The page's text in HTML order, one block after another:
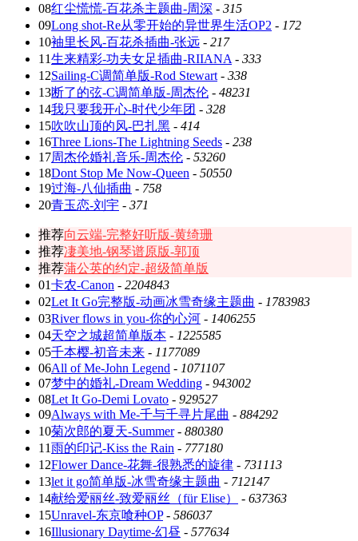
08红尘慌慌-百花杀主题曲-周深 - 315
09Long shot-Re从零开始的异世界生活OP2 - 172
10袖里长风-百花杀插曲-张远 - 217
11生来精彩-功夫女足插曲-RIIANA - 333
12Sailing-C调简单版-Rod Stewart - 338
13断了的弦-C调简单版-周杰伦 - 48231
14我只要我开心-时代少年团 - 328
15吹吹山顶的风-巴扎黑 - 414
16Three Lions-The Lightning Seeds - 238
17周杰伦婚礼音乐-周杰伦 - 53260
18Dont Stop Me Now-Queen - 50550
19过海-八仙插曲 - 758
20青玉恋-刘宇 - 371
推荐向云端-完整好听版-黄绮珊
推荐凄美地-钢琴谱原版-郭顶
推荐蒲公英的约定-超级简单版
01卡农-Canon - 2204843
02Let It Go完整版-动画冰雪奇缘主题曲 - 1783983
03River flows in you-你的心河 - 1406255
04天空之城超简单版本 - 1225585
05千本樱-初音未来 - 1177089
06All of Me-John Legend - 1071107
07梦中的婚礼-Dream Wedding - 943002
08Let It Go-Demi Lovato - 929527
09Always with Me-千与千寻片尾曲 - 884292
10菊次郎的夏天-Summer- 880380
11雨的印记-Kiss the Rain - 777180
12Flower Dance-花舞-很熟悉的旋律 - 731113
13let it go简单版-冰雪奇缘主题曲 - 712147
14献给爱丽丝-致爱丽丝（für Elise） - 637363
15Unravel-东京喰种OP- 586037
16Illusionary Daytime-幻昼 - 577634